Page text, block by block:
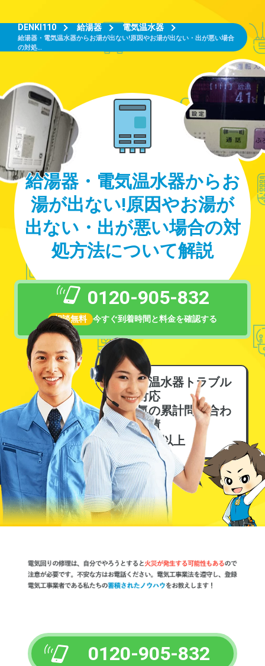
DENKI110 給湯器 電気温水器
給湯器・電気温水器からお湯が出ない!原因やお湯が出ない・出が悪い場合
の対処…
給湯器・電気温水器からお
湯が出ない!原因やお湯が
出ない・出が悪い場合の対
処方法について解説
0120-905-832
相談無料 今すぐ到着時間と料金を確認する
電気温水器トラブル
に対応
電気の累計問い合わ
せ実績
6万件以上
0120-905-832